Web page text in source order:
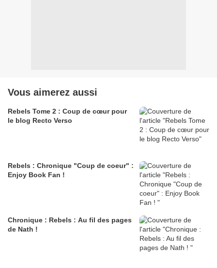
Vous aimerez aussi
Rebels Tome 2 : Coup de cœur pour
le blog Recto Verso
Rebels : Chronique "Coup de coeur" :
Enjoy Book Fan !
Chronique : Rebels : Au fil des pages
de Nath !